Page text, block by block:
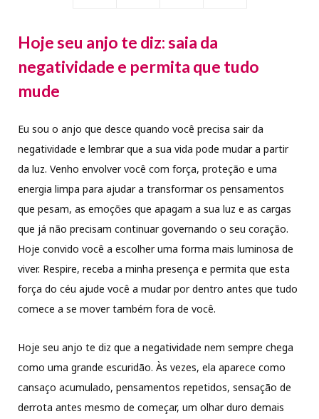
Hoje seu anjo te diz: saia da
negatividade e permita que tudo
mude
Eu sou o anjo que desce quando você precisa sair da
negatividade e lembrar que a sua vida pode mudar a partir
da luz. Venho envolver você com força, proteção e uma
energia limpa para ajudar a transformar os pensamentos
que pesam, as emoções que apagam a sua luz e as cargas
que já não precisam continuar governando o seu coração.
Hoje convido você a escolher uma forma mais luminosa de
viver. Respire, receba a minha presença e permita que esta
força do céu ajude você a mudar por dentro antes que tudo
comece a se mover também fora de você.
Hoje seu anjo te diz que a negatividade nem sempre chega
como uma grande escuridão. Às vezes, ela aparece como
cansaço acumulado, pensamentos repetidos, sensação de
derrota antes mesmo de começar, um olhar duro demais